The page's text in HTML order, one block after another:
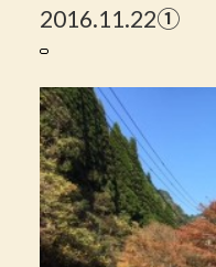
2016.11.22①